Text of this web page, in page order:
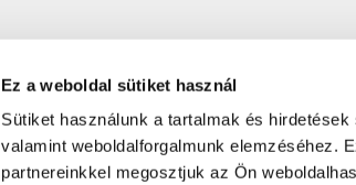
Ez a weboldal sütiket használ
Sütiket használunk a tartalmak és
valamint weboldalforgalmunk elemzéséhez.
partnereinkkel megosztjuk az Ön